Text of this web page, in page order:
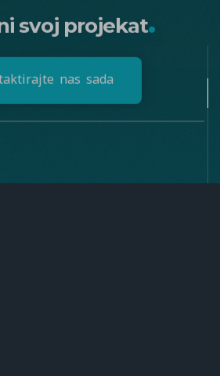
svoj projekat.
aktirajte nas sada